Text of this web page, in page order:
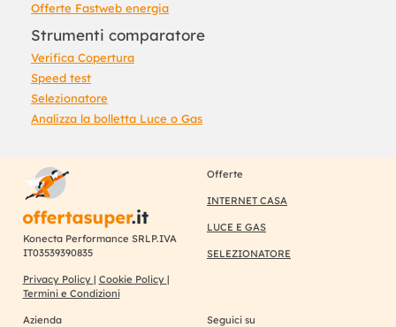
Offerte Fastweb energia
Strumenti comparatore
Verifica Copertura
Speed test
Selezionatore
Analizza la bolletta Luce o Gas
Konecta Performance SRLP.IVA
IT03539390835
Privacy Policy | Cookie Policy |
Termini e Condizioni
Offerte
INTERNET CASA
LUCE E GAS
SELEZIONATORE
Azienda Seguici su